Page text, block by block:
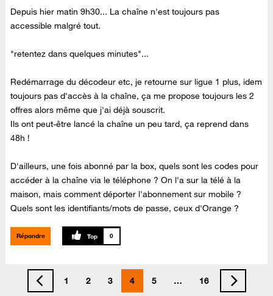
Depuis hier matin 9h30... La chaîne n'est toujours pas
accessible malgré tout.
"retentez dans quelques minutes"...
Redémarrage du décodeur etc, je retourne sur ligue 1 plus, idem
toujours pas d'accès à la chaîne, ça me propose toujours les 2
offres alors même que j'ai déjà souscrit.
Ils ont peut-être lancé la chaîne un peu tard, ça reprend dans
48h !
D'ailleurs, une fois abonné par la box, quels sont les codes pour
accéder à la chaîne via le téléphone ? On l'a sur la télé à la
maison, mais comment déporter l'abonnement sur mobile ?
Quels sont les identifiants/mots de passe, ceux d'Orange ?
Répondre 0
1 2 3 4 5 … 16